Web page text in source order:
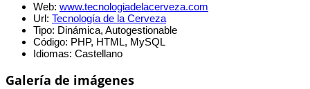
Web: www.tecnologiadelacerveza.com
Url: Tecnología de la Cerveza
Tipo: Dinámica, Autogestionable
Código: PHP, HTML, MySQL
Idiomas: Castellano
Galería de imágenes